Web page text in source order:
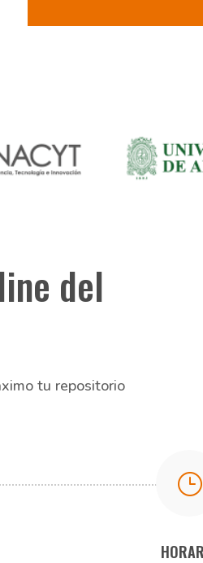
del
tu repositorio
}